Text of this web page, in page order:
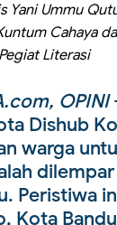
Yani Ummu
Cahaya
Pegiat Literasi
OPINI
Dishub
warga
Peristiwa
Kota